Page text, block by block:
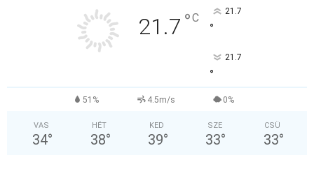
21.7 °C 21.7
°
21.7
°
51% 4.5m/s 0%
VAS
34°
HÉT
38°
KED
39°
SZE
33°
CSÜ
33°